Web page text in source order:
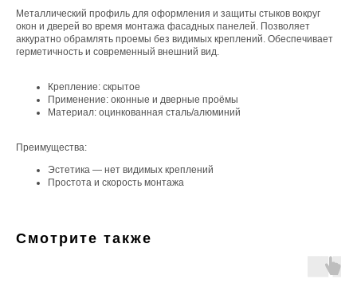
Металлический профиль для оформления и защиты стыков вокруг
окон и дверей во время монтажа фасадных панелей. Позволяет
аккуратно обрамлять проемы без видимых креплений. Обеспечивает
герметичность и современный внешний вид.
Крепление: скрытое
Применение: оконные и дверные проёмы
Материал: оцинкованная сталь/алюминий
Преимущества:
Эстетика — нет видимых креплений
Простота и скорость монтажа
Смотрите также